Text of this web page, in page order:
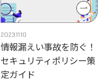
2023.11.10
情報漏えい事故を防ぐ！
セキュリティポリシー策
定ガイド